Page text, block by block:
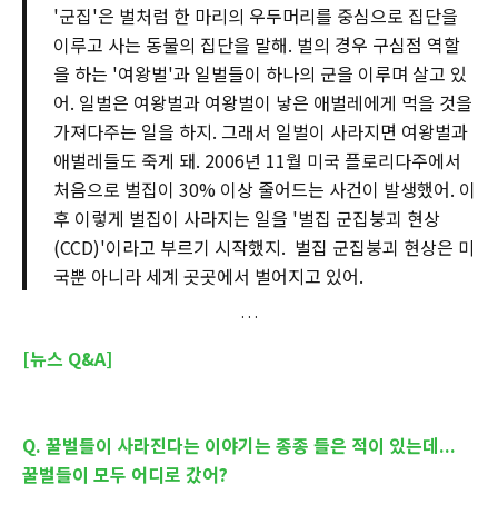
'군집'은 벌처럼 한 마리의 우두머리를 중심으로 집단을
이루고 사는 동물의 집단을 말해. 벌의 경우 구심점 역할
을 하는 '여왕벌'과 일벌들이 하나의 군을 이루며 살고 있
어. 일벌은 여왕벌과 여왕벌이 낳은 애벌레에게 먹을 것을
가져다주는 일을 하지. 그래서 일벌이 사라지면 여왕벌과
애벌레들도 죽게 돼. 2006년 11월 미국 플로리다주에서
처음으로 벌집이 30% 이상 줄어드는 사건이 발생했어. 이
후 이렇게 벌집이 사라지는 일을 '벌집 군집붕괴 현상
(CCD)'이라고 부르기 시작했지. 벌집 군집붕괴 현상은 미
국뿐 아니라 세계 곳곳에서 벌어지고 있어.
[뉴스 Q&A]
Q. 꿀벌들이 사라진다는 이야기는 종종 들은 적이 있는데...
꿀벌들이 모두 어디로 갔어?